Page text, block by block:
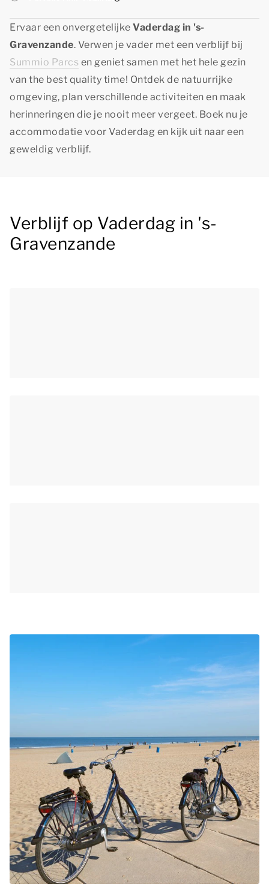
Ervaar een onvergetelijke Vaderdag in 's-
Gravenzande. Verwen je vader met een verblijf bij
Summio Parcs en geniet samen met het hele gezin
van the best quality time! Ontdek de natuurrijke
omgeving, plan verschillende activiteiten en maak
herinneringen die je nooit meer vergeet. Boek nu je
accommodatie voor Vaderdag en kijk uit naar een
geweldig verblijf.
Verblijf op Vaderdag in 's-
Gravenzande